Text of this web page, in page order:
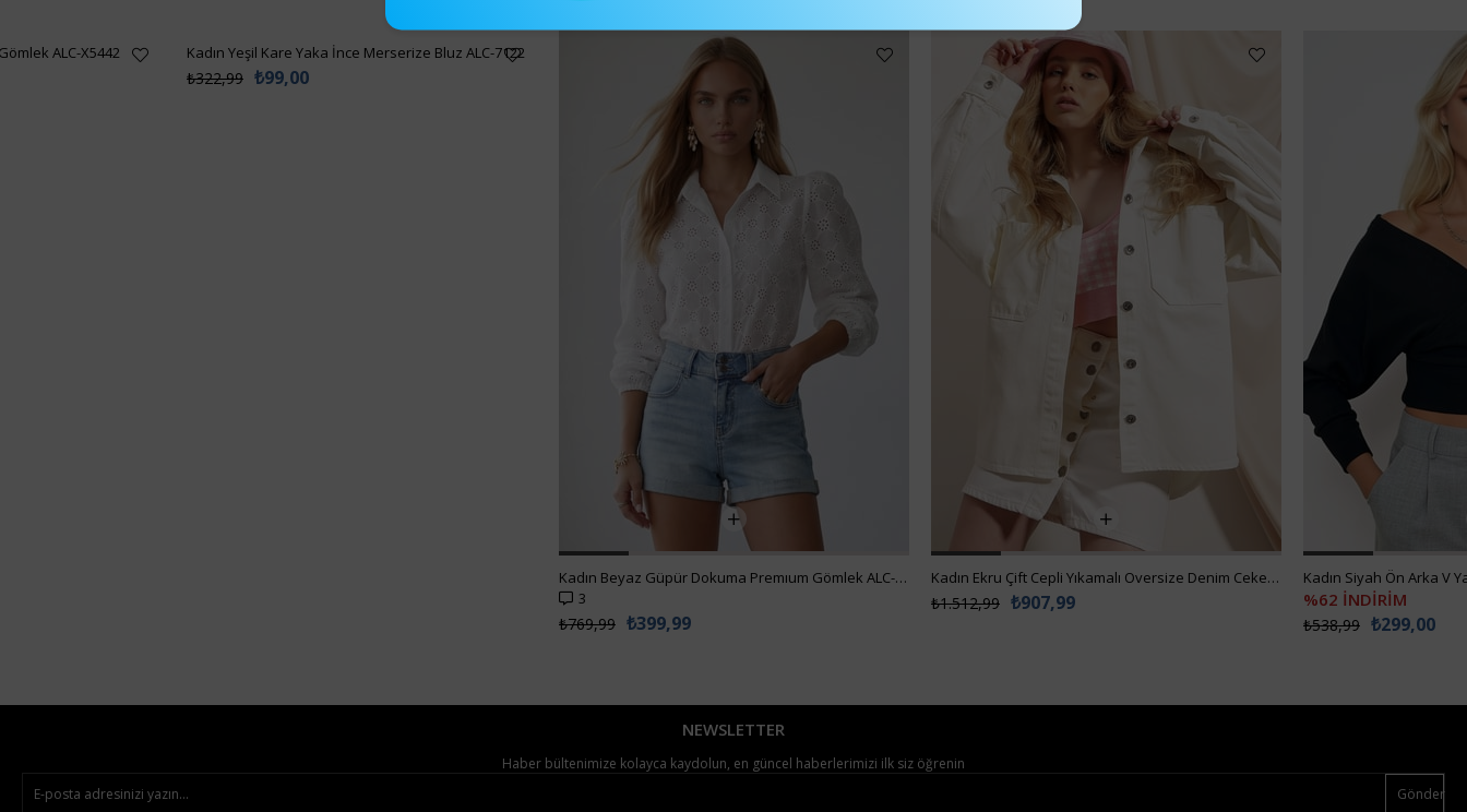
ALC-X5442 Kadın Yeşil Kare Yaka İnce Merserize Bluz ALC-7122
₺99,00
₺322,99
Kadın Beyaz Güpür Dokuma Premıum Gömlek ALC-X4366
3
₺399,99
₺769,99
Kadın Ekru Çift Cepli Yıkamalı Oversize Denim Ceket ALC-X8152
₺907,99
₺1.512,99 %62 İNDİRİM
₺299,00
₺538,99
NEWSLETTER
Haber bültenimize kolayca kaydolun, en güncel haberlerimizi ilk siz öğrenin
Gönder